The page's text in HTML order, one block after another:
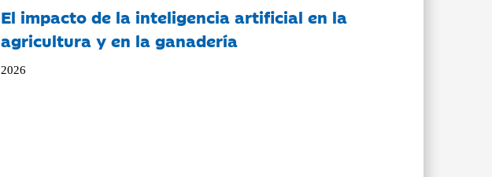
El impacto de la inteligencia artificial en la
agricultura y en la ganadería
2026